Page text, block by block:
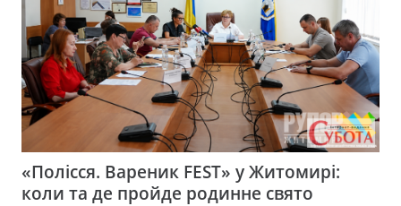
«Полісся. Вареник FEST» у Житомирі:
коли та де пройде родинне свято